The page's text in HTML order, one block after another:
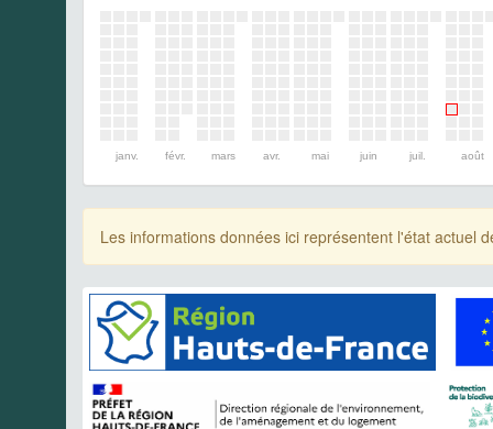
janv. févr. mars avr. mai juin juil. août
Les informations données ici représentent l'état actuel